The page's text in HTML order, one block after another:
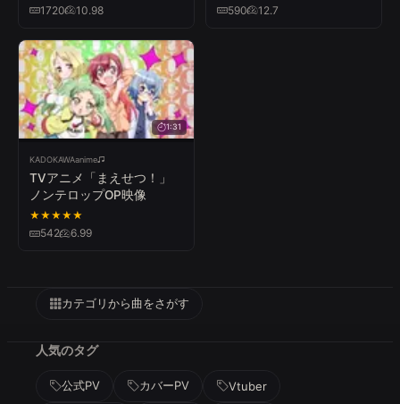
すべて 日本語 한국어 Español
Русский 简体中文 Tiếng Việt
すべて 公式PV カバー
1720 10.98 590 12.7
1:31
KADOKAWAanime
TVアニメ「まえせつ！」
ノンテロップOP映像
★★★★★
542 6.99
カテゴリから曲をさがす
人気のタグ
公式PV カバーPV Vtuber